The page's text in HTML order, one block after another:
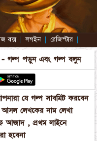
বক্স | লগইন | রেজিস্টার |
- গল্প পড়ুন এবং গল্প বলুন
যে গল্প সাবমিট করবেন
আসল লেখকের নাম লেখা
আজাদ , প্রথম লাইনে
হবেনা